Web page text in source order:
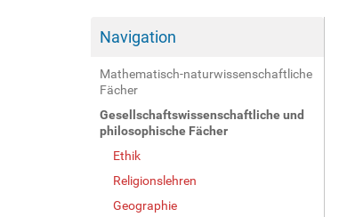
Navigation
Mathematisch-naturwissenschaftliche
Fächer
Gesellschaftswissenschaftliche und
philosophische Fächer
Ethik
Religionslehren
Geographie